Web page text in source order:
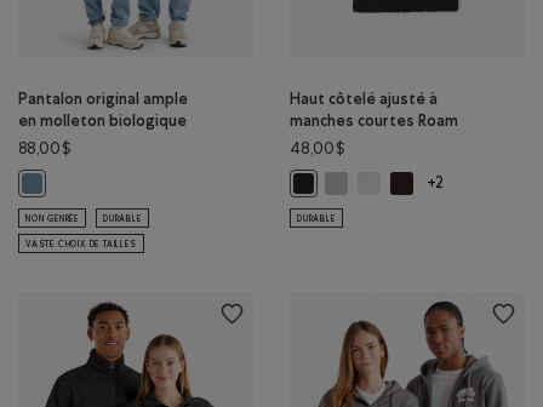
Pantalon original ample
en molleton biologique
88,00$
Pantalon original ample en molleton biologique: NUAGE GRIS Couleur
NON GENRÉE DURABLE
VASTE CHOIX DE TAILLES
Haut côtelé ajusté à
manches courtes Roam
48,00$
Haut côtelé ajusté à manches
Haut côtelé ajusté à manches
Haut côtelé ajusté à
Haut côtelé ajusté à
+2
DURABLE